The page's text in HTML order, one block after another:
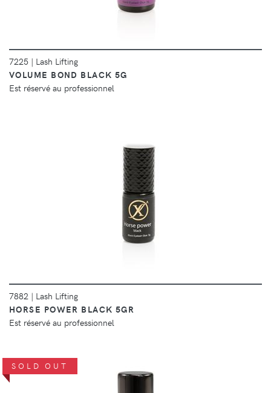
7225 | Lash Lifting
VOLUME BOND BLACK 5G
Est réservé au professionnel
DÉTAILS
7882 | Lash Lifting
HORSE POWER BLACK 5GR
Est réservé au professionnel
SOLD OUT